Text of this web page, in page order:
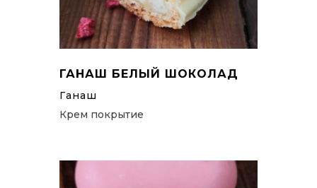
ГАНАШ БЕЛЫЙ ШОКОЛАД
Ганаш
Крем покрытие